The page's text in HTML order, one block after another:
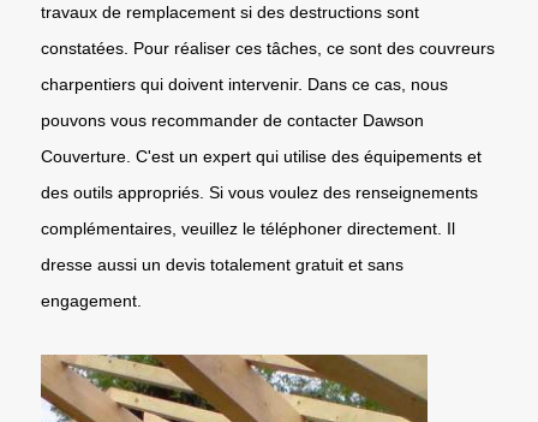
travaux de remplacement si des destructions sont
constatées. Pour réaliser ces tâches, ce sont des couvreurs
charpentiers qui doivent intervenir. Dans ce cas, nous
pouvons vous recommander de contacter Dawson
Couverture. C'est un expert qui utilise des équipements et
des outils appropriés. Si vous voulez des renseignements
complémentaires, veuillez le téléphoner directement. Il
dresse aussi un devis totalement gratuit et sans
engagement.